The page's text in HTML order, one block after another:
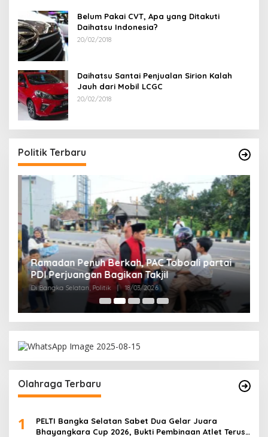
Belum Pakai CVT, Apa yang Ditakuti
Daihatsu Indonesia?
20/02/2018
Daihatsu Santai Penjualan Sirion Kalah
Jauh dari Mobil LCGC
20/02/2018
Politik Terbaru
Ramadan Penuh Berkah, PAC Toboali partai
PDI Perjuangan Bagikan Takjil
Di Bangka Selatan, Politik 18/03/2026
Olahraga Terbaru
1
PELTI Bangka Selatan Sabet Dua Gelar Juara
Bhayangkara Cup 2026, Bukti Pembinaan Atlet Terus